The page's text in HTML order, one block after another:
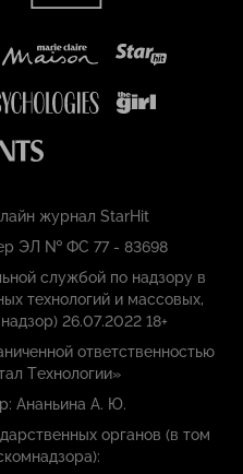
журнал StarHit
ЭЛ № ФС 77 - 83698
службой по надзору в
технологий и массовых,
26.07.2022 18+
ответственностью
Технологии»
Ананьина А. Ю.
органов (в том